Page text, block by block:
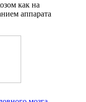
как на
аппарата